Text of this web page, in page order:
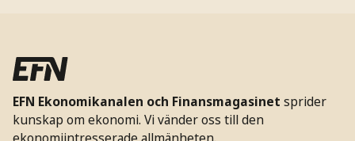
EFN Ekonomikanalen och Finansmagasinet sprider
kunskap om ekonomi. Vi vänder oss till den